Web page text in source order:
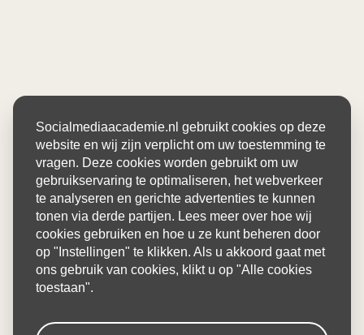
Socialmediaacademie.nl gebruikt cookies op deze
website en wij zijn verplicht om uw toestemming te
vragen. Deze cookies worden gebruikt om uw
gebruikservaring te optimaliseren, het webverkeer
te analyseren en gerichte advertenties te kunnen
tonen via derde partijen. Lees meer over hoe wij
cookies gebruiken en hoe u ze kunt beheren door
op "Instellingen" te klikken. Als u akkoord gaat met
ons gebruik van cookies, klikt u op "Alle cookies
toestaan".